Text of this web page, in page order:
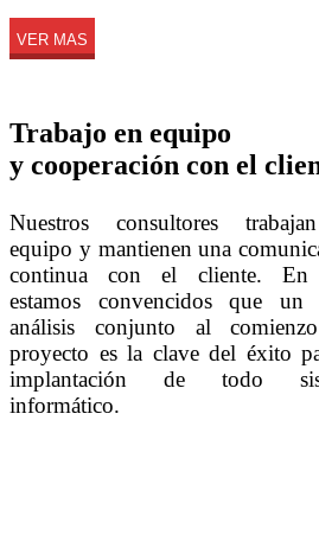
VER MAS
Trabajo en equipo
y cooperación con el
Nuestros consultores
equipo y mantienen una
continua con el cliente. En
estamos convencidos que un
análisis conjunto al
proyecto es la clave del éxito
implantación de todo
informático.